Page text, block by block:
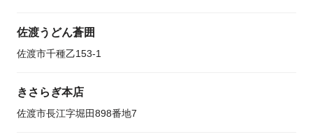
佐渡うどん蒼囲
佐渡市千種乙153-1
きさらぎ本店
佐渡市長江字堀田898番地7